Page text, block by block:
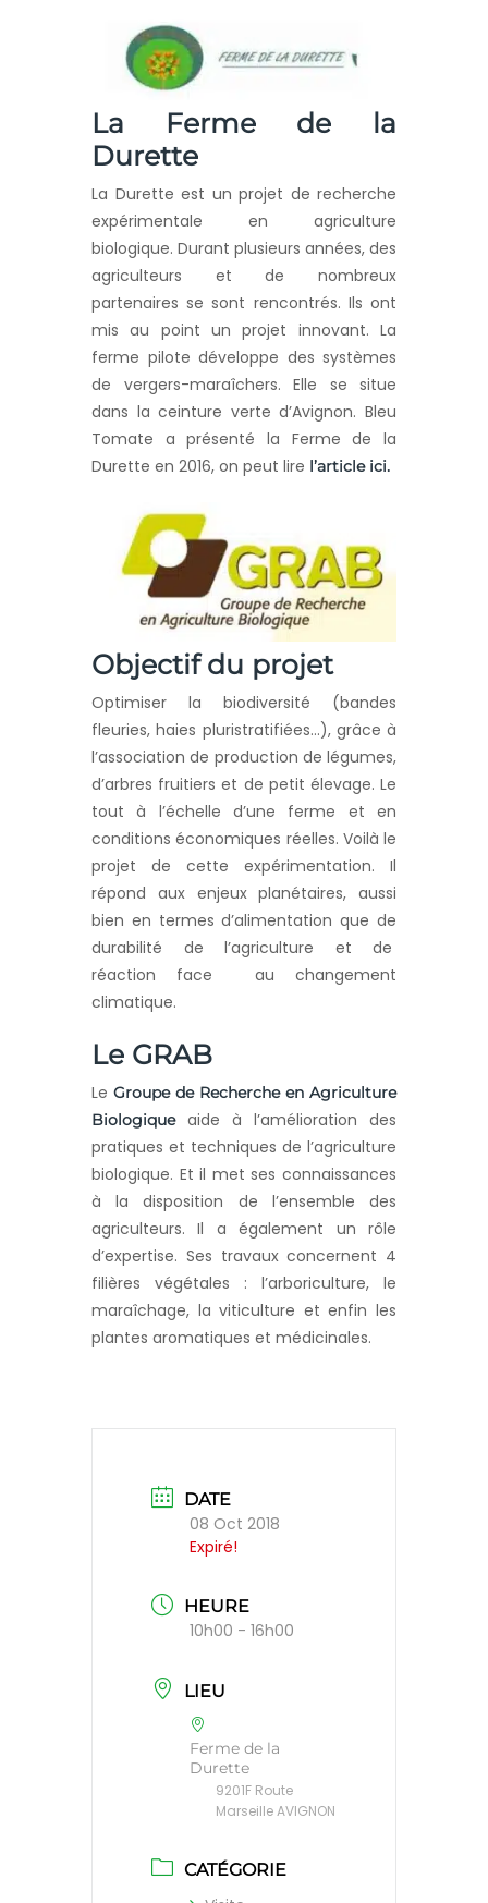
La Ferme de la
Durette
La Durette est un projet de recherche
expérimentale en agriculture
biologique. Durant plusieurs années, des
agriculteurs et de nombreux
partenaires se sont rencontrés. Ils ont
mis au point un projet innovant. La
ferme pilote développe des systèmes
de vergers-maraîchers. Elle se situe
dans la ceinture verte d’Avignon. Bleu
Tomate a présenté la Ferme de la
Durette en 2016, on peut lire l’article ici.
Objectif du projet
Optimiser la biodiversité (bandes
fleuries, haies pluristratifiées…), grâce à
l’association de production de légumes,
d’arbres fruitiers et de petit élevage. Le
tout à l’échelle d’une ferme et en
conditions économiques réelles. Voilà le
projet de cette expérimentation. Il
répond aux enjeux planétaires, aussi
bien en termes d’alimentation que de
durabilité de l’agriculture et de
réaction face au changement
climatique.
Le GRAB
Le Groupe de Recherche en Agriculture
Biologiqueaide à l’amélioration des
pratiques et techniques de l’agriculture
biologique. Et il met ses connaissances
à la disposition de l’ensemble des
agriculteurs. Il a également un rôle
d’expertise. Ses travaux concernent 4
filières végétales : l’arboriculture, le
maraîchage, la viticulture et enfin les
plantes aromatiques et médicinales.
DATE
08 Oct 2018
Expiré!
HEURE
10h00 - 16h00
LIEU
Ferme de la
Durette
9201F Route
Marseille AVIGNON
CATÉGORIE